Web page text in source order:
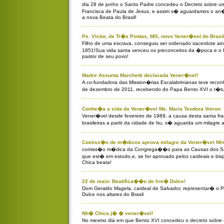
dia 28 de junho o Santo Padre concedeu o Decreto sobre
Francisca de Paula de Jesus, e assim s� aguardamos o
a nova Beata do Brasil!
Pe. Victor, de Tr�s Pontas, MG, novo Vener�vel do
Filho de uma escrava, conseguiu ser ordenado sacerdote
1851!Sua vida santa venceu os preconceitos da �poca e o
pastor de seu povo!
Madre Assunta Marchetti declarada Vener�vel!
A co-fundadora das Mission�rias Escalabrinianas teve
de dezembro de 2011, recebendo do Papa Bento XVI o
Conhe�a a vida da Vener�vel Me. Maria Teodora Voiron
Vener�vel desde fevereiro de 1989, a causa desta santa
brasileiras a partir da cidade de Itu, s� aguarda um milagre
Comiss�o de m�dicos aprova milagre da Vener�vel
comiss�o m�dica da Congrega��o para as Causas dos
que est� em estudo,e, se for aprovado pelos cardeais e
Chica beata!
22 de maio: Beatifica��o de Irm� Dulce!
Dom Geraldo Magela, cardeal de Salvador, representar�
Dulce nos altares do Brasil
Nh� Chica j� � vener�vel!
No mesmo dia em que Bento XVI concedeu o decreto